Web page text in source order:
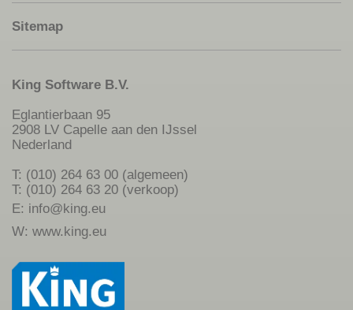
Sitemap
King Software B.V.
Eglantierbaan 95
2908 LV Capelle aan den IJssel
Nederland
T: (010) 264 63 00 (algemeen)
T: (010) 264 63 20 (verkoop)
E: info@king.eu
W: www.king.eu